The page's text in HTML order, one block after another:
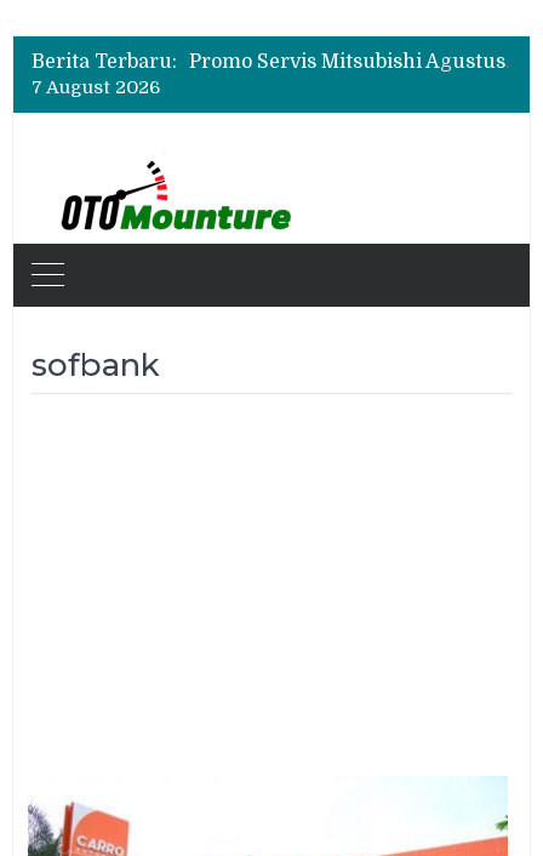
Berita Terbaru:
Bukan Cuma Layar 14,6 Inci, Ini Fitur Pintar Changan Nevo Q05 yang Dibanderol Rp309 Juta
Promo Servis Mitsubishi Agustus 2026, Ada Diskon ESP dan Bodi & Cat Kilau Merdeka
Bukan Cuma Layar 14,6 Inci, Ini Fitur Pintar Changan Nevo Q05 yang Dibanderol Rp309 Juta
7 August 2026
sofbank